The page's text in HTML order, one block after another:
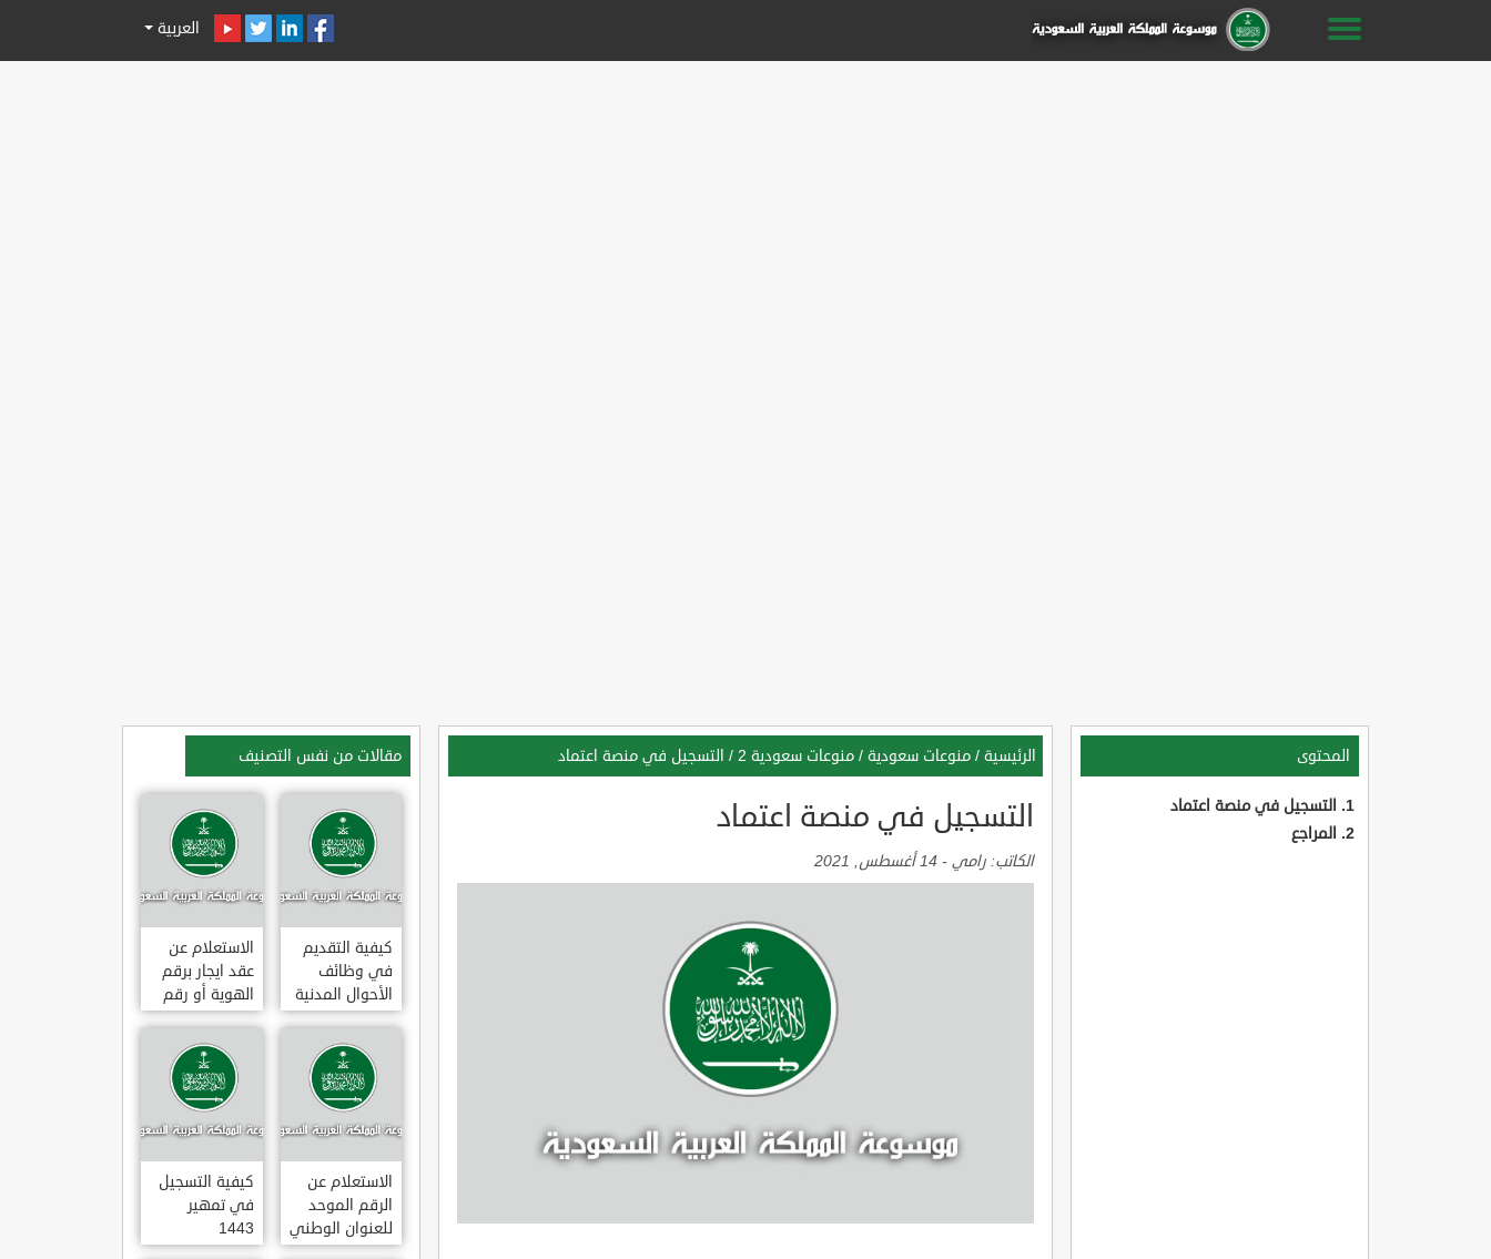
العربية
المحتوى
التسجيل في منصة اعتماد
المراجع
الرئيسية / منوعات سعودية / منوعات سعودية 2 / التسجيل في منصة اعتماد
التسجيل في منصة اعتماد
الكاتب: رامي - 14 أغسطس, 2021
مقالات من نفس التصنيف
كيفية التقديم
في وظائف
الأحوال المدنية
الاستعلام عن
عقد ايجار برقم
الهوية أو رقم
العقد
الاستعلام عن
الرقم الموحد
للعنوان الوطني
كيفية التسجيل
في تمهير
1443